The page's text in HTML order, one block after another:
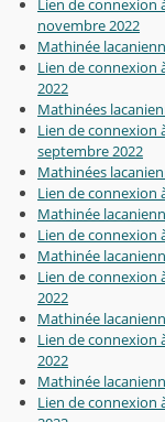
Lien de connexion
novembre 2022
Mathinée
Lien de connexion
2022
Mathinées
Lien de connexion
septembre 2022
Mathinées
Lien de connexion
Mathinée
Lien de connexion
Mathinée
Lien de connexion
2022
Mathinée
Lien de connexion
2022
Mathinée
Lien de connexion